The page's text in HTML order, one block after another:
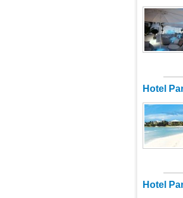
Hotel
Hotel